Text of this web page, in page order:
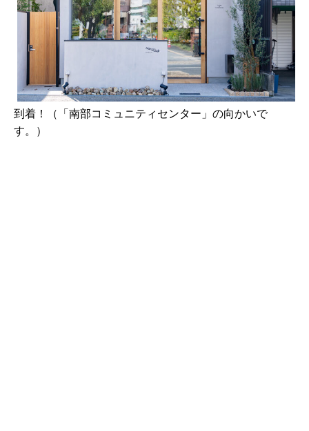
到着！（「南部コミュニティセンター」の向かいで
す。）